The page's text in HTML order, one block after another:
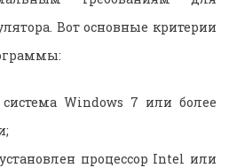
Вот основные критерии
Windows 7 или более
процессор Intel или